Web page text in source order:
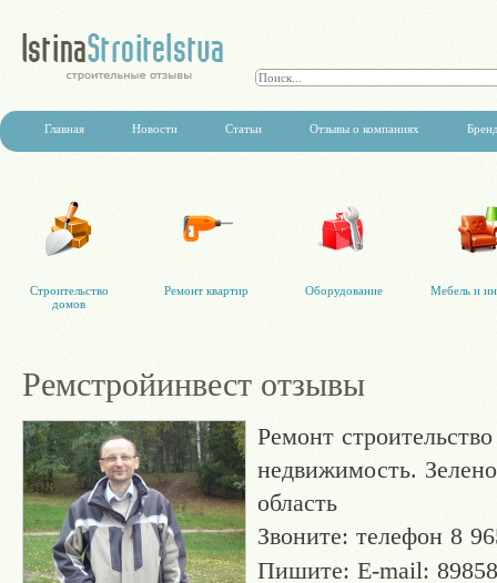
Главная Новости Статьи Отзывы о компаниях
Строительство
домов
Ремонт квартир Оборудование Мебель и
Ремстройинвест отзывы
Ремонт
недвижимость.
область
Звоните: телефон 8
Пишите: E-mail: